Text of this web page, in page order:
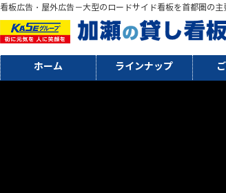
看板広告・屋外広告－大型のロードサイド看板を首都圏の主
ホーム ラインナップ